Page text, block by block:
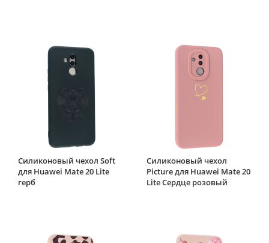
Силиконовый чехол Soft
для Huawei Mate 20 Lite
герб
Силиконовый чехол
Picture для Huawei Mate 20
Lite Сердце розовый